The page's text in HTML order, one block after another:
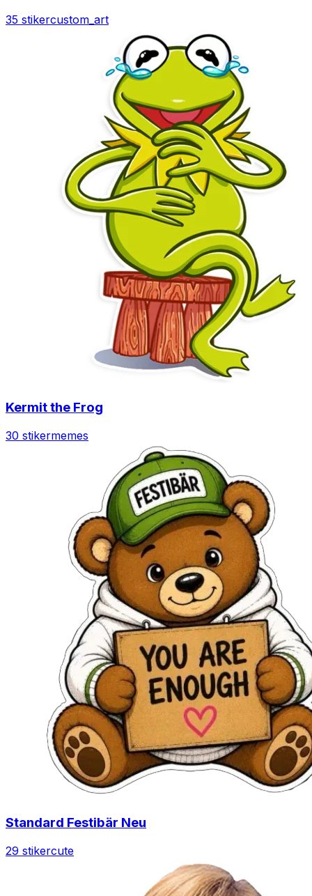
35 stikercustom_art
Kermit the Frog
30 stikermemes
Standard Festibär Neu
29 stikercute